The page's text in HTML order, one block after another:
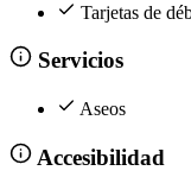
Tarjetas de
Servicios
Aseos
Accesibilidad